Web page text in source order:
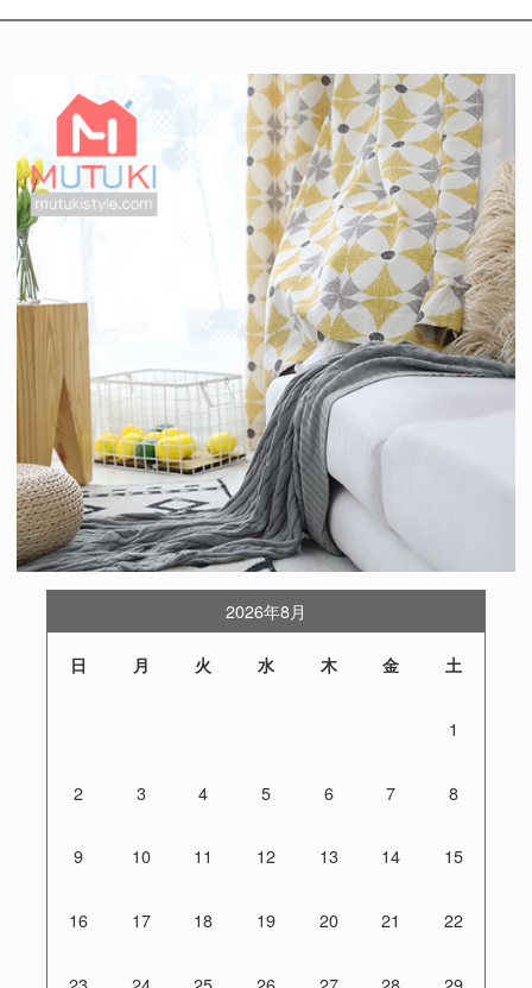
2026年8月
日 月 火 水 木 金 土
1
2 3 4 5 6 7 8
9 10 11 12 13 14 15
16 17 18 19 20 21 22